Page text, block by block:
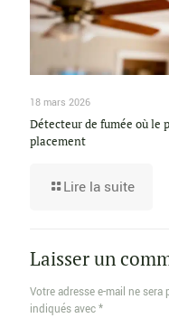
18 mars 2026
Détecteur de fumée où le
placement
Lire la suite
Laisser un
Votre adresse e-mail ne sera
indiqués avec*